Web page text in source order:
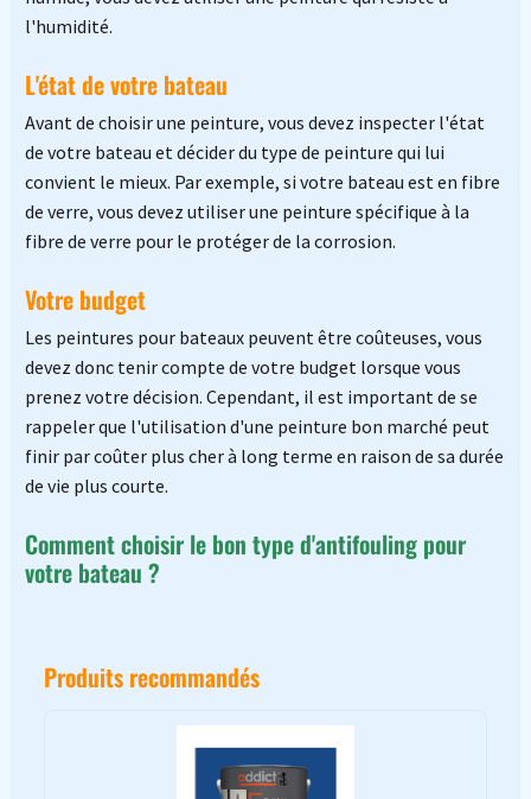
l'humidité.
L'état de votre bateau
Avant de choisir une peinture, vous devez inspecter l'état
de votre bateau et décider du type de peinture qui lui
convient le mieux. Par exemple, si votre bateau est en fibre
de verre, vous devez utiliser une peinture spécifique à la
fibre de verre pour le protéger de la corrosion.
Votre budget
Les peintures pour bateaux peuvent être coûteuses, vous
devez donc tenir compte de votre budget lorsque vous
prenez votre décision. Cependant, il est important de se
rappeler que l'utilisation d'une peinture bon marché peut
finir par coûter plus cher à long terme en raison de sa durée
de vie plus courte.
Comment choisir le bon type d'antifouling pour
votre bateau ?
Produits recommandés